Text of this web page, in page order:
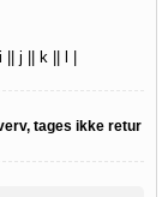
j || k || l |
tages ikke retur